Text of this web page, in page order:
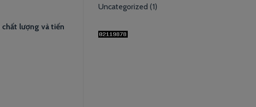
chất lượng và tiến
Uncategorized (1)